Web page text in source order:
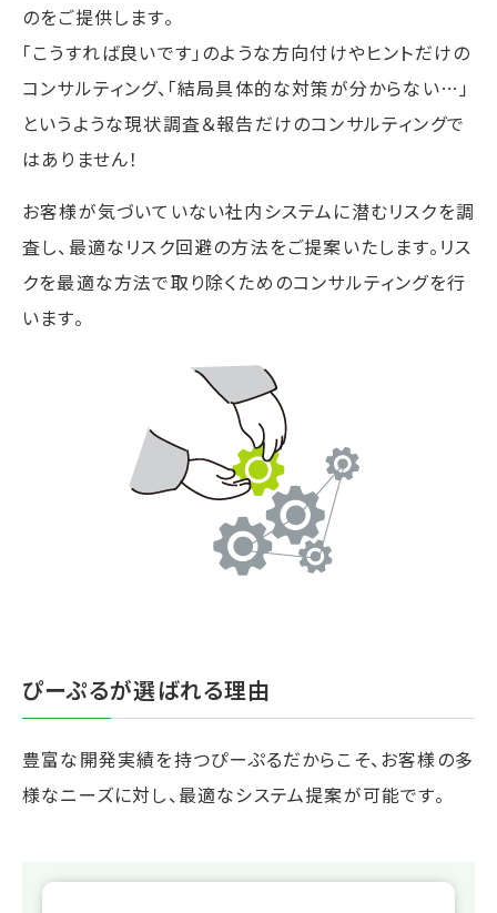
のをご提供します。
「こうすれば良いです」のような方向付けやヒントだけの
コンサルティング、「結局具体的な対策が分からない…」
というような現状調査＆報告だけのコンサルティングで
はありません！
お客様が気づいていない社内システムに潜むリスクを調
査し、最適なリスク回避の方法をご提案いたします。リス
クを最適な方法で取り除くためのコンサルティングを行
います。
ぴーぷるが選ばれる理由
豊富な開発実績を持つぴーぷるだからこそ、お客様の多
様なニーズに対し、最適なシステム提案が可能です。